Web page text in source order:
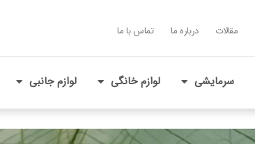
مقالات درباره ما تماس با ما
سرمایشی لوازم خانگی لوازم جانبی